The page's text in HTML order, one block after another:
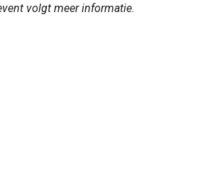
volgt meer informatie.